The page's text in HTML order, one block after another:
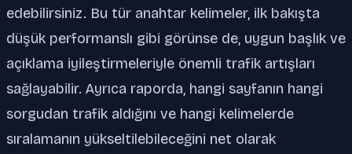
edebilirsiniz. Bu tür anahtar kelimeler, ilk bakışta
düşük performanslı gibi görünse de, uygun başlık ve
açıklama iyileştirmeleriyle önemli trafik artışları
sağlayabilir. Ayrıca raporda, hangi sayfanın hangi
sorgudan trafik aldığını ve hangi kelimelerde
sıralamanın yükseltilebileceğini net olarak